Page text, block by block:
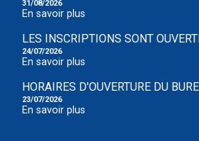
31/08/2026
En savoir plus
LES INSCRIPTIONS SONT
24/07/2026
En savoir plus
HORAIRES D'OUVERTURE DU
23/07/2026
En savoir plus